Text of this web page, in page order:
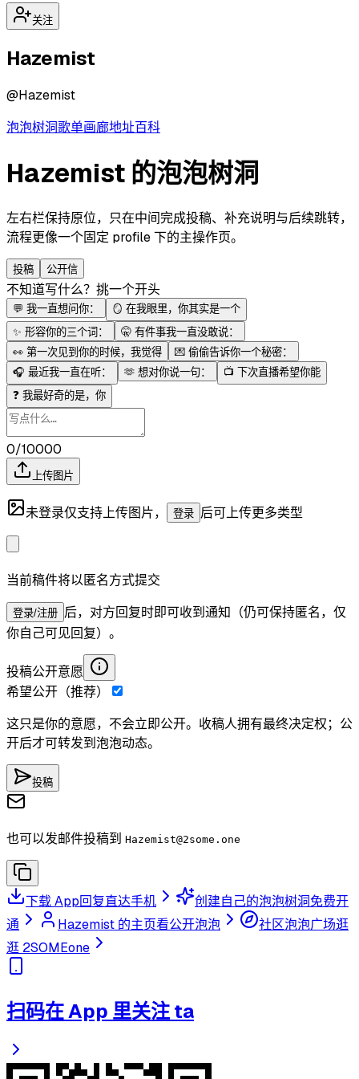
关注
Hazemist
@Hazemist
泡泡树洞歌单画廊地址百科
Hazemist 的泡泡树洞
左右栏保持原位，只在中间完成投稿、补充说明与后续跳转，
流程更像一个固定 profile 下的主操作页。
投稿 公开信
不知道写什么？挑一个开头
💬 我一直想问你： 🪞 在我眼里，你其实是一个
✨ 形容你的三个词： 🤫 有件事我一直没敢说：
👀 第一次见到你的时候，我觉得 💌 偷偷告诉你一个秘密：
🎧 最近我一直在听： 🫶 想对你说一句： 📺 下次直播希望你能
❓ 我最好奇的是，你
0/10000
上传图片
未登录仅支持上传图片， 登录 后可上传更多类型
当前稿件将以匿名方式提交
登录/注册 后，对方回复时即可收到通知（仍可保持匿名，仅
你自己可见回复）。
投稿公开意愿
希望公开（推荐）
这只是你的意愿，不会立即公开。收稿人拥有最终决定权；公
开后才可转发到泡泡动态。
投稿
也可以发邮件投稿到 Hazemist@2some.one
下载 App回复直达手机 创建自己的泡泡树洞免费开
通
Hazemist 的主页看公开泡泡 社区泡泡广场逛
逛 2SOMEone
扫码在 App 里关注 ta